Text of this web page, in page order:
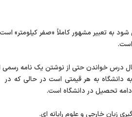
به تعبیر مشهور کاملاً «صفر کیلومتر»
است.
تأسف برانگیز اینجاست که بسیاری از دانش آموختگان مدارس ما، بعد از
دانشگاه به هر قیمتی است در حالی که
تحصیل در دانشگاه است.
زبان خارجی و علوم رایانه ای.